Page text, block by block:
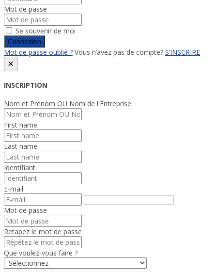
Mot de passe
Se souvenir de moi
Connexion
Mot de passe oublié ? Vous n’avez pas de compte? S’INSCRIRE
×
INSCRIPTION
Nom et Prénom OU Nom de l'Entreprise
First name
Last name
Identifiant
E-mail
Mot de passe
Retapez le mot de passe
Que voulez-vous faire ?